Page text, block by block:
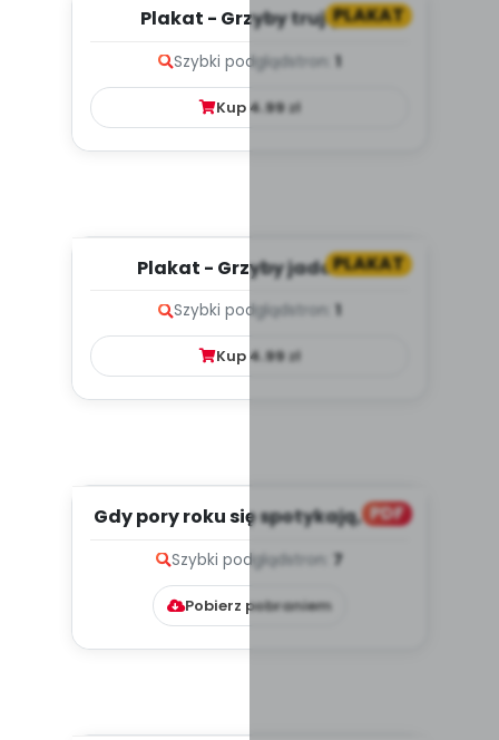
PLAKAT
Plakat - Grzyby trujące
Szybki podglądstron: 1
Kup4.99zł
PLAKAT
Plakat - Grzyby jadalne
Szybki podglądstron: 1
Kup4.99zł
PDF
Gdy pory roku się spotykają, cz. 2
Szybki podglądstron: 7
Pobierz pobraniem